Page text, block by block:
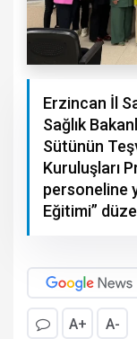
Erzincan İl
Sağlık
Sütünün
Kuruluşları
personeline
Eğitimi”
A+ A-